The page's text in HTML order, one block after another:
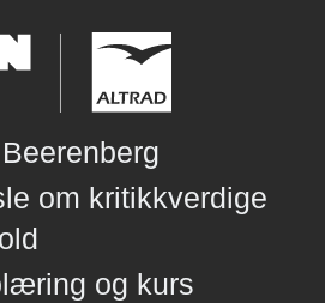
om kritikkverdige
og kurs